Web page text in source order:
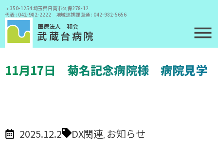
〒350-1254 埼玉県日高市久保278-12
代表 : 042-982-2222 地域連携課直通 : 042-982-5656
医療法人 和会
武蔵台病院
11月17日 菊名記念病院様 病院見学
2025.12.2 DX関連, お知らせ